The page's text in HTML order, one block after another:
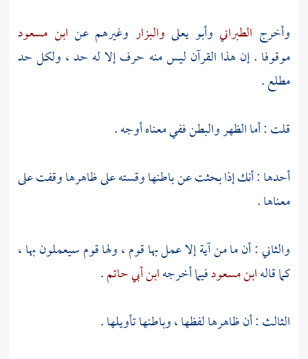
وأخرج الطبراني وأبو يعلى والبزار وغيرهم عن ابن مسعود
موقوفا . إن هذا القرآن ليس منه حرف إلا له حد ، ولكل حد
مطلع .
قلت : أما الظهر والبطن ففي معناه أوجه .
أحدها : أنك إذا بحثت عن باطنها وقسته على ظاهرها وقفت على
معناها .
والثاني : أن ما من آية إلا عمل بها قوم ، ولها قوم سيعملون بها ،
كما قالهابن مسعودفيما أخرجهابن أبي حاتم.
الثالث : أن ظاهرها لفظها ، وباطنها تأويلها .